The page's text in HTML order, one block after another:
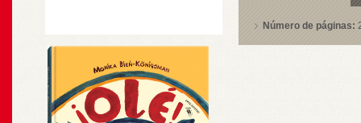
Número de páginas: